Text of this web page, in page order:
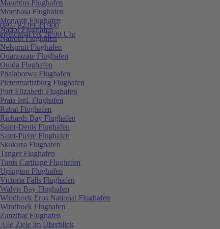
089 / 82 99 33 900
erreichbar bis 20:00 Uhr
Mauritius Flughafen
Mombasa Flughafen
Monastir Flughafen
Nador Flughafen
Nairobi Flughafen
Nelspruit Flughafen
Ouarzazate Flughafen
Oujda Flughafen
Phalaborwa Flughafen
Pietermaritzburg Flughafen
Port Elizabeth Flughafen
Praia Intl. Flughafen
Rabat Flughafen
Richards Bay Flughafen
Saint-Denis Flughafen
Saint-Pierre Flughafen
Skukuza Flughafen
Tanger Flughafen
Tunis Carthage Flughafen
Upington Flughafen
Victoria Falls Flughafen
Walvis Bay Flughafen
Windhoek Eros National Flughafen
Windhoek Flughafen
Zanzibar Flughafen
Alle Ziele im Überblick